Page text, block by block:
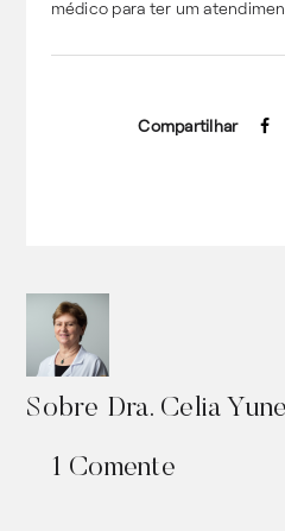
médico para ter um
Compartilhar
Sobre Dra. Celia
1 Comente